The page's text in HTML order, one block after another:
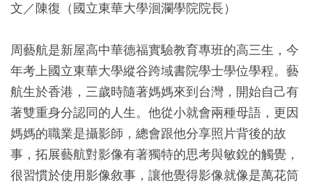
文／陳復（國立東華大學洄瀾學院院長）
周藝航是新屋高中華德福實驗教育專班的高三生，今
年考上國立東華大學縱谷跨域書院學士學位學程。藝
航生於香港，三歲時隨著媽媽來到台灣，開始自己有
著雙重身分認同的人生。他從小就會兩種母語，更因
媽媽的職業是攝影師，總會跟他分享照片背後的故
事，拓展藝航對影像有著獨特的思考與敏銳的觸覺，
很習慣於使用影像敘事，讓他覺得影像就像是萬花筒